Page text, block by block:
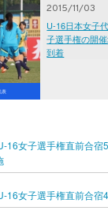
表
2015/11/03
U-16日本女子
子選手権の開
到着
16女子選手権直前合
16女子選手権直前合